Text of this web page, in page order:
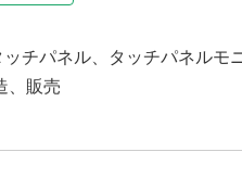
チパネル、タッチパネルモ
、販売